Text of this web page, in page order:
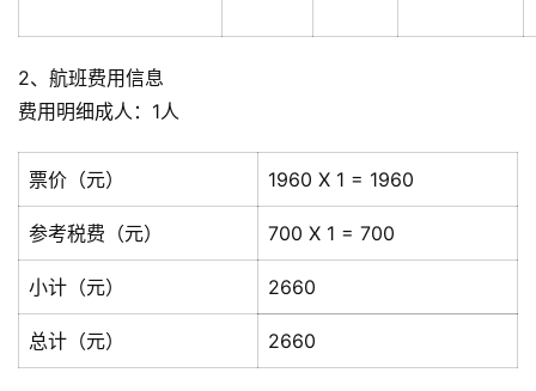
2、航班费用信息
费用明细成人：1人
票价（元） 1960 X 1 = 1960
参考税费（元） 700 X 1 = 700
小计（元） 2660
总计（元） 2660